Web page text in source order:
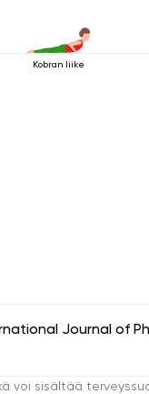
Kobran liike
Journal of
voi sisältää